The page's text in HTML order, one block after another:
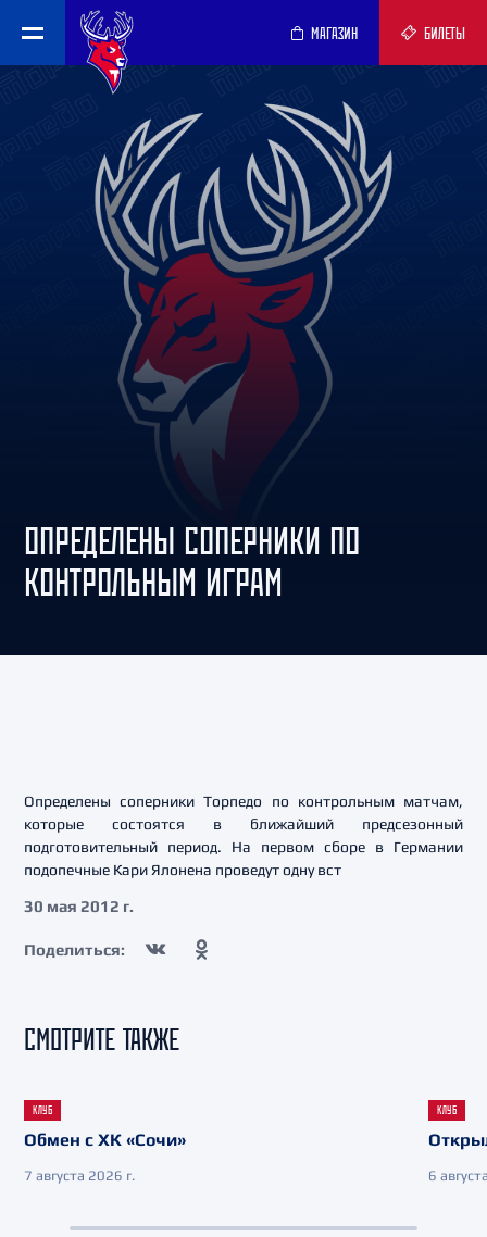
МАГАЗИН БИЛЕТЫ
ОПРЕДЕЛЕНЫ СОПЕРНИКИ ПО
КОНТРОЛЬНЫМ ИГРАМ
Определены соперники Торпедо по контрольным матчам,
которые состоятся в ближайший предсезонный
подготовительный период. На первом сборе в Германии
подопечные Кари Ялонена проведут одну вст
30 мая 2012 г.
Поделиться:
СМОТРИТЕ ТАКЖЕ
КЛУБ
Обмен с ХК «Сочи»
7 августа 2026 г.
КЛУБ
6